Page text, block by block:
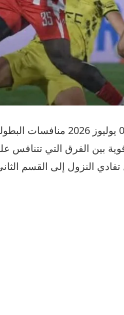
تتواصل يوم الخميس 02
قوية بين الفرق التي
النزول إلى القسم